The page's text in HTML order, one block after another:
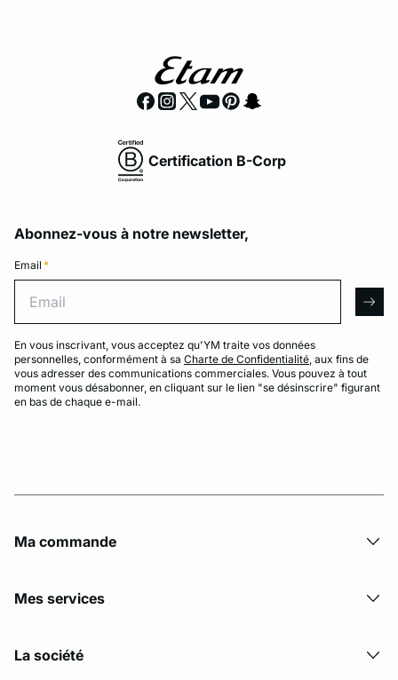
Certification B-Corp
Abonnez-vous à notre newsletter,
Email *
En vous inscrivant, vous acceptez qu'YM traite vos données
personnelles, conformément à sa Charte de Confidentialité, aux fins de
vous adresser des communications commerciales. Vous pouvez à tout
moment vous désabonner, en cliquant sur le lien "se désinscrire" figurant
en bas de chaque e-mail.
Ma commande
Mes services
La société